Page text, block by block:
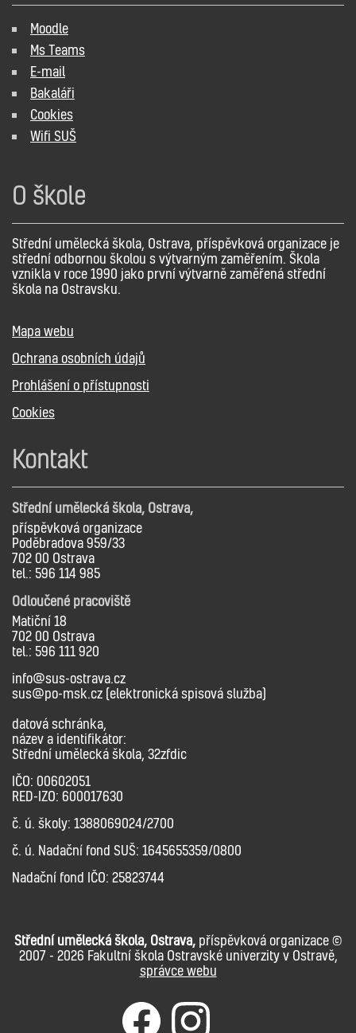
Moodle
Ms Teams
E-mail
Bakaláři
Cookies
Wifi SUŠ
O škole
Střední umělecká škola, Ostrava, příspěvková organizace je
střední odbornou školou s výtvarným zaměřením. Škola
vznikla v roce 1990 jako první výtvarně zaměřená střední
škola na Ostravsku.
Mapa webu
Ochrana osobních údajů
Prohlášení o přístupnosti
Cookies
Kontakt
Střední umělecká škola, Ostrava,
příspěvková organizace
Poděbradova 959/33
702 00 Ostrava
tel.: 596 114 985
Odloučené pracoviště
Matiční 18
702 00 Ostrava
tel.: 596 111 920
info@sus-ostrava.cz
sus@po-msk.cz (elektronická spisová služba)
datová schránka,
název a identifikátor:
Střední umělecká škola, 32zfdic
IČO: 00602051
RED-IZO: 600017630
č. ú. školy: 1388069024/2700
č. ú. Nadační fond SUŠ: 1645655359/0800
Nadační fond IČO: 25823744
Střední umělecká škola, Ostrava, příspěvková organizace ©
2007 - 2026 Fakultní škola Ostravské univerzity v Ostravě,
správce webu